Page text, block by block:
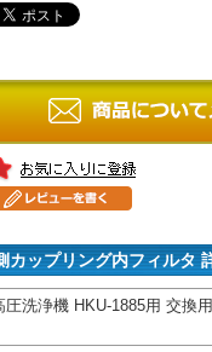
カップリング内フィルタ
圧洗浄機 HKU-1885用 交換